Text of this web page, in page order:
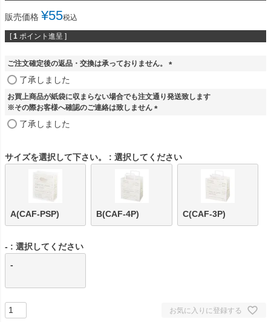
販売価格 ¥55税込
[ 1 ポイント進呈 ]
ご注文確定後の返品・交換は承っておりません。
須
了承しました
お買上商品が紙袋に収まらない場合でも注文通り発送致します
※その際お客様へ確認のご連絡は致しません
了承しました
サイズを選択して下さい。 選択してください
A(CAF-PSP) B(CAF-4P) C(CAF-3P)
-
選択してください
-
お気に入りに登録する